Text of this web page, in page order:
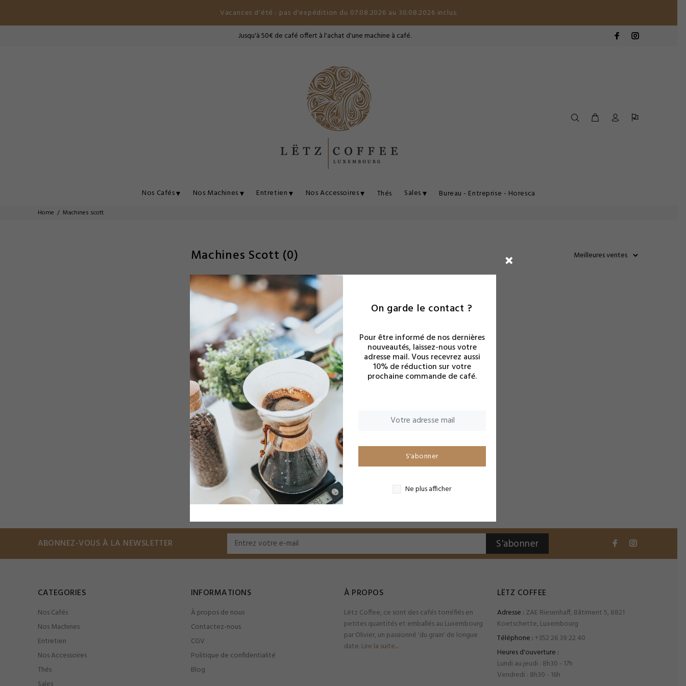
Vacances d'été : pas d'expédition du 07.08.2026 au 30.08.2026 inclus.
Jusqu'à 50€ de café offert à l'achat d'une machine à café.
Nos Cafés Nos Machines Entretien Nos Accessoires Thés Sales Bureau - Entreprise - Horesca
Home Machines scott
Machines Scott (0)
VIDE
Aucun produit ne correspond à la sélection.
ABONNEZ-VOUS À LA NEWSLETTER S'abonner
CATEGORIES
Nos Cafés
Nos Machines
Entretien
Nos Accessoires
Thés
INFORMATIONS
À propos de nous
Contactez-nous
CGV
Politique de confidentialité
Blog
À PROPOS
Lëtz Coffee, ce sont des cafés torréfiés en
petites quantités et emballés au Luxembourg
par Olivier, un passionné 'du grain' de longue
date.Lire la suite...
LËTZ COFFEE
Adresse : ZAE Riesenhaff, Bâtiment 5, 8821
Koetschette, Luxembourg
Téléphone :+352 26 39 22 40
Heures d'ouverture :
Lundi au jeudi : 8h30 - 17h
Vendredi : 8h30 - 16h
On garde le contact ?
Pour être informé de nos dernières
nouveautés, laissez-nous votre
adresse mail. Vous recevrez aussi
10% de réduction sur votre
prochaine commande de café.
S'abonner
Ne plus afficher